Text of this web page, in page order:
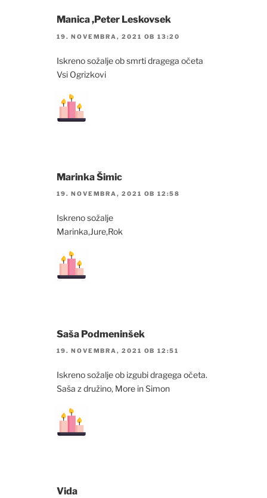
Manica ,Peter Leskovsek
19. NOVEMBRA, 2021 OB 13:20
Iskreno sožalje ob smrti dragega očeta
Vsi Ogrizkovi
Marinka Šimic
19. NOVEMBRA, 2021 OB 12:58
Iskreno sožalje
Marinka,Jure,Rok
Saša Podmeninšek
19. NOVEMBRA, 2021 OB 12:51
Iskreno sožalje ob izgubi dragega očeta.
Saša z družino, More in Simon
Vida